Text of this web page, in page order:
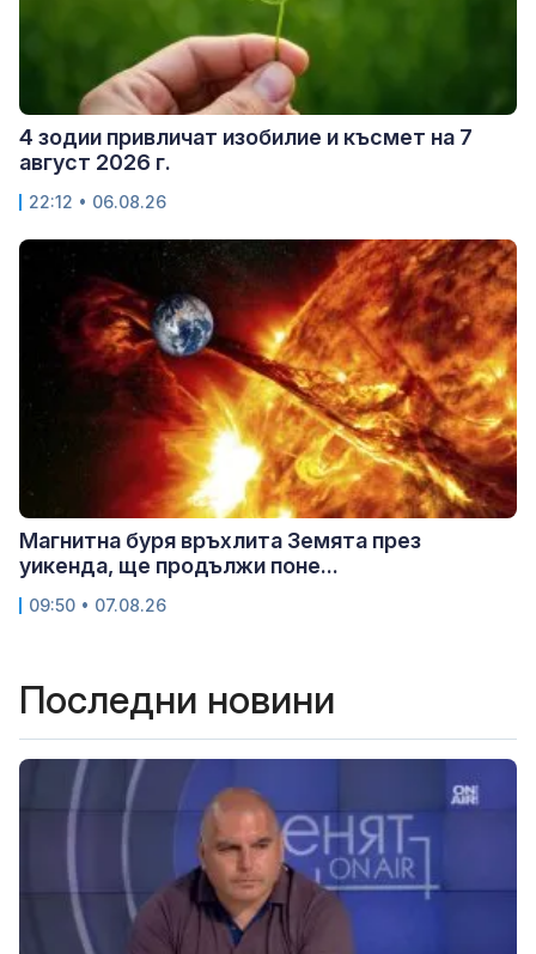
4 зодии привличат изобилие и късмет на 7
август 2026 г.
22:12 • 06.08.26
Магнитна буря връхлита Земята през
уикенда, ще продължи поне...
09:50 • 07.08.26
Последни новини